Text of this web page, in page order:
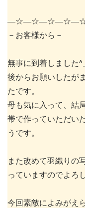
－お客様から－
無事に到着しました
後からお願いしたが
たです。
母も気に入って、結
帯で作っていただい
うです。
また改めて羽織りの
っていますのでよろ
今回素敵によみがえ